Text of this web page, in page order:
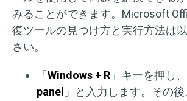
みることができます。Microsoft
復ツールの見つけ方と実行方法は
さい。
「 Windows + R 」キーを押し、
panel 」と入力します。その後